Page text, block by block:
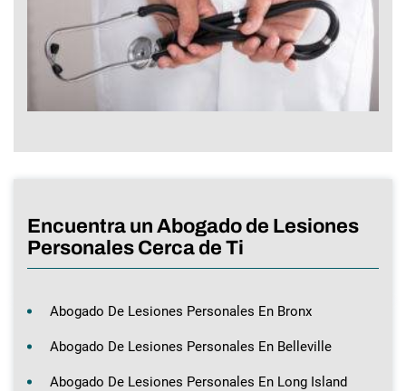
Encuentra un Abogado de Lesiones
Personales Cerca de Ti
Abogado De Lesiones Personales En Bronx
Abogado De Lesiones Personales En Belleville
Abogado De Lesiones Personales En Long Island